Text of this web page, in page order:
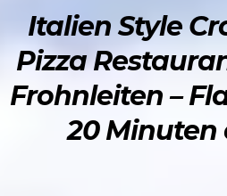
Italien Style
Pizza
Frohnleiten –
20